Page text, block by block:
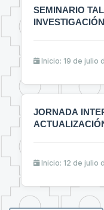
SEMINARIO
Inicio: 19 de julio
JORNADA
Inicio: 12 de julio